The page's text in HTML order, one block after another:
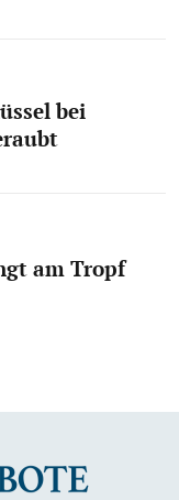
bei
am Tropf